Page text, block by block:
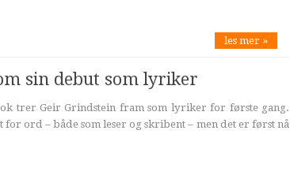
les mer »
sin debut som lyriker
trer Geir Grindstein fram som lyriker for første gang.
ord – både som leser og skribent – men det er først nå